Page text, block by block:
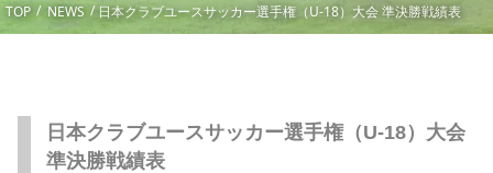
TOP NEWS 日本クラブユースサッカー選手権（U-18）大会 準決勝戦績表
日本クラブユースサッカー選手権（U-18）大会
準決勝戦績表